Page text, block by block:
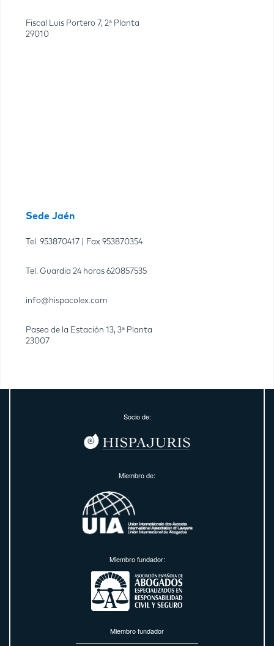
Fiscal Luis Portero 7, 2ª Planta
29010
Sede Jaén
Tel. 953870417 | Fax 953870354
Tel. Guardia 24 horas 620857535
info@hispacolex.com
Paseo de la Estación 13, 3ª Planta
23007
Socio de:
Miembro de:
Miembro fundador:
Miembro fundador